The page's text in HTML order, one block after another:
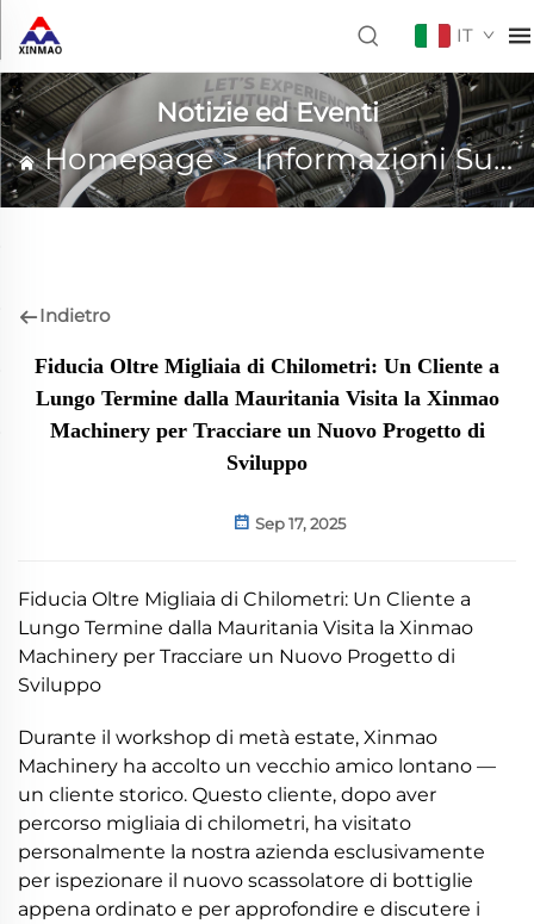
IT
Notizie ed Eventi
Homepage>Informazioni Su XINMAO
Indietro
Fiducia Oltre Migliaia di Chilometri: Un Cliente a
Lungo Termine dalla Mauritania Visita la Xinmao
Machinery per Tracciare un Nuovo Progetto di
Sviluppo
Sep 17, 2025
Fiducia Oltre Migliaia di Chilometri: Un Cliente a
Lungo Termine dalla Mauritania Visita la Xinmao
Machinery per Tracciare un Nuovo Progetto di
Sviluppo
Durante il workshop di metà estate, Xinmao
Machinery ha accolto un vecchio amico lontano —
un cliente storico. Questo cliente, dopo aver
percorso migliaia di chilometri, ha visitato
personalmente la nostra azienda esclusivamente
per ispezionare il nuovo scassolatore di bottiglie
appena ordinato e per approfondire e discutere i